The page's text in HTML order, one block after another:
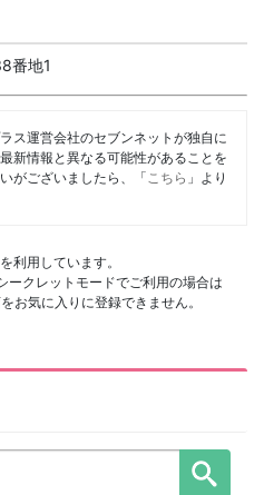
番地1
ス運営会社のセブンネットが独自に
新情報と異なる可能性があることを
がございましたら、「 こちら 」より
を利用しています。
ークレットモードでご利用の場合は
お気に入りに登録できません。